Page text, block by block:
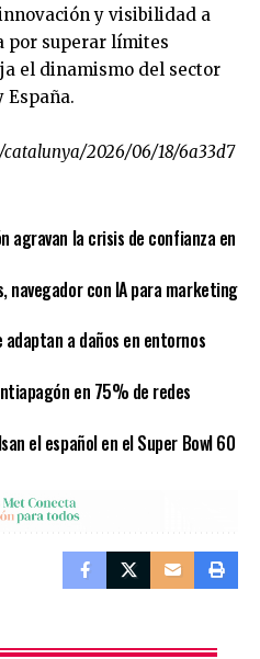
y visibilidad a
por superar límites
el dinamismo del sector
España.
2026/06/18/6a33d7
agravan la crisis de confianza en
navegador con IA para marketing
adaptan a daños en entornos
en 75% de redes
el español en el Super Bowl 60